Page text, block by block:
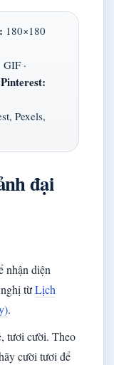
180×180
·
Pexels,
đại
nhận diện
nghị từLịch
.
tươi cười. Theo
cười tươi để